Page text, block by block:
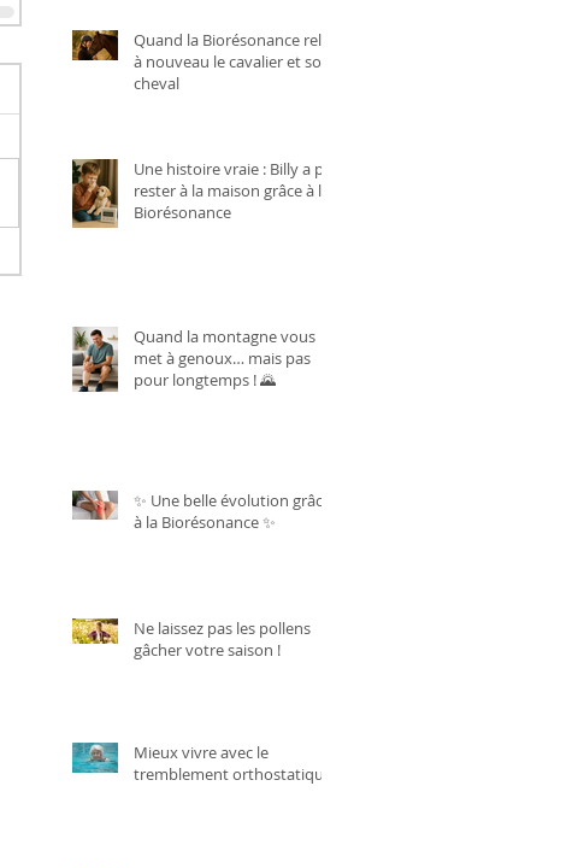
Quand la Biorésonance relie
à nouveau le cavalier et son
cheval
Une histoire vraie : Billy a pu
rester à la maison grâce à la
Biorésonance
Quand la montagne vous
met à genoux… mais pas
pour longtemps ! 🌄
✨ Une belle évolution grâce
à la Biorésonance ✨
Ne laissez pas les pollens
gâcher votre saison !
Mieux vivre avec le
tremblement orthostatique.